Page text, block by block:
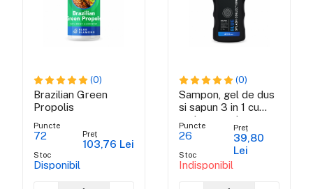
(0)
Brazilian Green
Propolis
Puncte
72
Stoc
Disponibil
Preț
103,76 Lei
(0)
Sampon, gel de dus
si sapun 3 in 1 cu
carbune activ -
BLUE SPLASH
COLLECTION
Puncte
26
Stoc
Indisponibil
Preț
39,80
Lei